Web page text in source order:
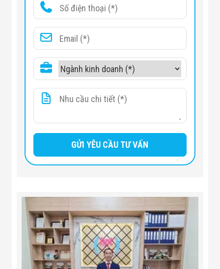
Relics, Custom
(Ground Balance)
Âm thanh
Proportional)
20 pixel (8 pixel dành cho sắt)
Âm thanh mục tiêu
ID)
Tùy chọn Garrett MS-3 Z-Lynk
Nguồn pin
lượng ~15 giờ